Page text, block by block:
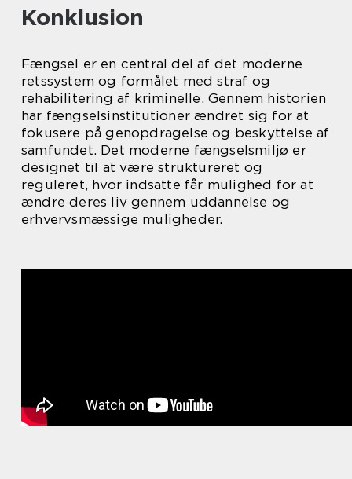
Konklusion
Fængsel er en central del af det moderne
retssystem og formålet med straf og
rehabilitering af kriminelle. Gennem historien
har fængselsinstitutioner ændret sig for at
fokusere på genopdragelse og beskyttelse af
samfundet. Det moderne fængselsmiljø er
designet til at være struktureret og
reguleret, hvor indsatte får mulighed for at
ændre deres liv gennem uddannelse og
erhvervsmæssige muligheder.